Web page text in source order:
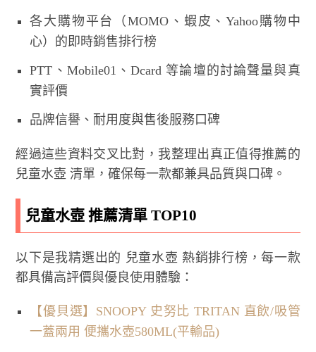
各大購物平台（MOMO、蝦皮、Yahoo購物中
心）的即時銷售排行榜
PTT、Mobile01、Dcard 等論壇的討論聲量與真
實評價
品牌信譽、耐用度與售後服務口碑
經過這些資料交叉比對，我整理出真正值得推薦的
兒童水壺 清單，確保每一款都兼具品質與口碑。
兒童水壺 推薦清單 TOP10
以下是我精選出的 兒童水壺 熱銷排行榜，每一款
都具備高評價與優良使用體驗：
【優貝選】SNOOPY 史努比 TRITAN 直飲/吸管
一蓋兩用 便攜水壺580ML(平輸品)